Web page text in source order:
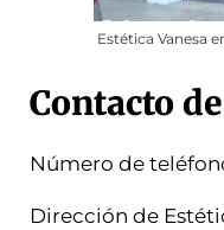
Estética Vanesa
Contacto
Número de
Dirección de